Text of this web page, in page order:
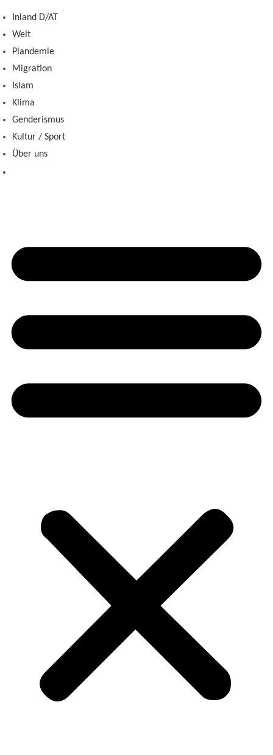
Zum
Inhalt
springen
Inland D/AT
Welt
Plandemie
Migration
Islam
Klima
Genderismus
Kultur / Sport
Über uns